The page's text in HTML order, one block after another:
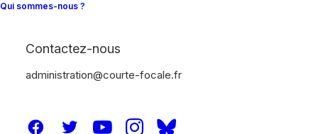
Qui sommes-nous ?
Contactez-nous
administration@courte-focale.fr